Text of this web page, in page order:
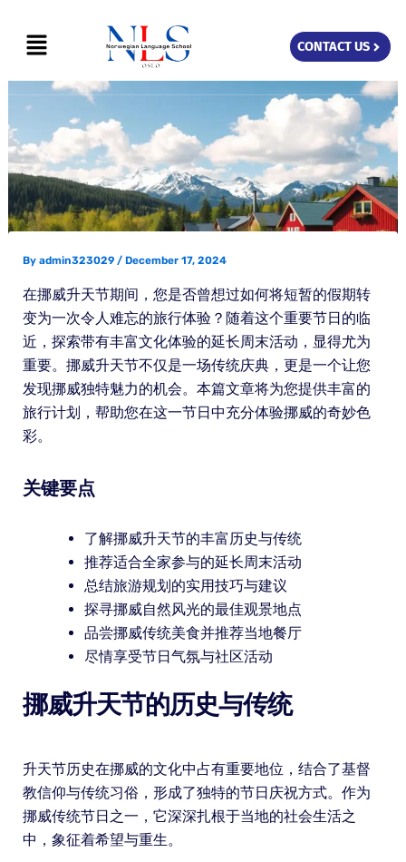
content
Menu CONTACT US
By admin323029 / December 17, 2024
在挪威升天节期间，您是否曾想过如何将短暂的假期转
变为一次令人难忘的旅行体验？随着这个重要节日的临
近，探索带有丰富文化体验的延长周末活动，显得尤为
重要。挪威升天节不仅是一场传统庆典，更是一个让您
发现挪威独特魅力的机会。本篇文章将为您提供丰富的
旅行计划，帮助您在这一节日中充分体验挪威的奇妙色
彩。
关键要点
了解挪威升天节的丰富历史与传统
推荐适合全家参与的延长周末活动
总结旅游规划的实用技巧与建议
探寻挪威自然风光的最佳观景地点
品尝挪威传统美食并推荐当地餐厅
尽情享受节日气氛与社区活动
挪威升天节的历史与传统
升天节历史在挪威的文化中占有重要地位，结合了基督
教信仰与传统习俗，形成了独特的节日庆祝方式。作为
挪威传统节日之一，它深深扎根于当地的社会生活之
中，象征着希望与重生。